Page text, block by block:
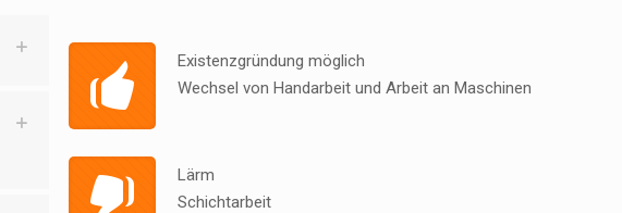
Existenzgründung möglich
Wechsel von Handarbeit und Arbeit an Maschinen
Lärm
Schichtarbeit